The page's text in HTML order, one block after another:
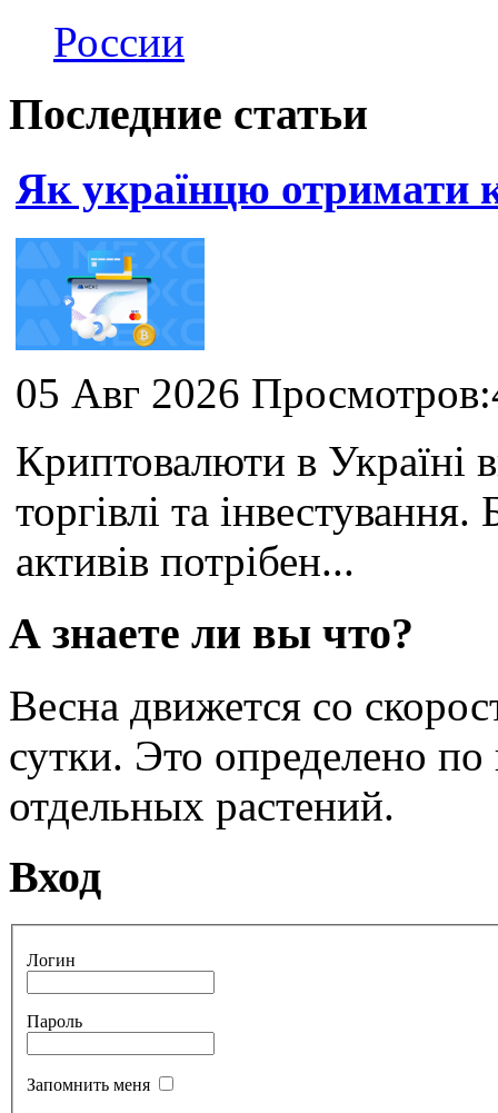
России
Последние статьи
Як українцю отримати
05 Авг 2026
Криптовалюти в Україні
торгівлі та
активів потрібен...
А знаете ли вы что?
Весна движется со
сутки. Это определено
отдельных растений.
Вход
Логин
Пароль
Запомнить меня